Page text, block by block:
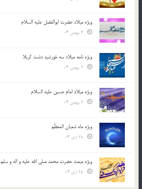
ویژه میلاد حضرت ابوالفضل علیه السلام
ویژه نامه میلاد سه خورشید دشت کربلا
ویژه میلاد امام حسین علیه السلام
ویژه ماه شعبان المعظّم
ویژه مبعث حضرت محمد صلی الله علیه و اله و سلم